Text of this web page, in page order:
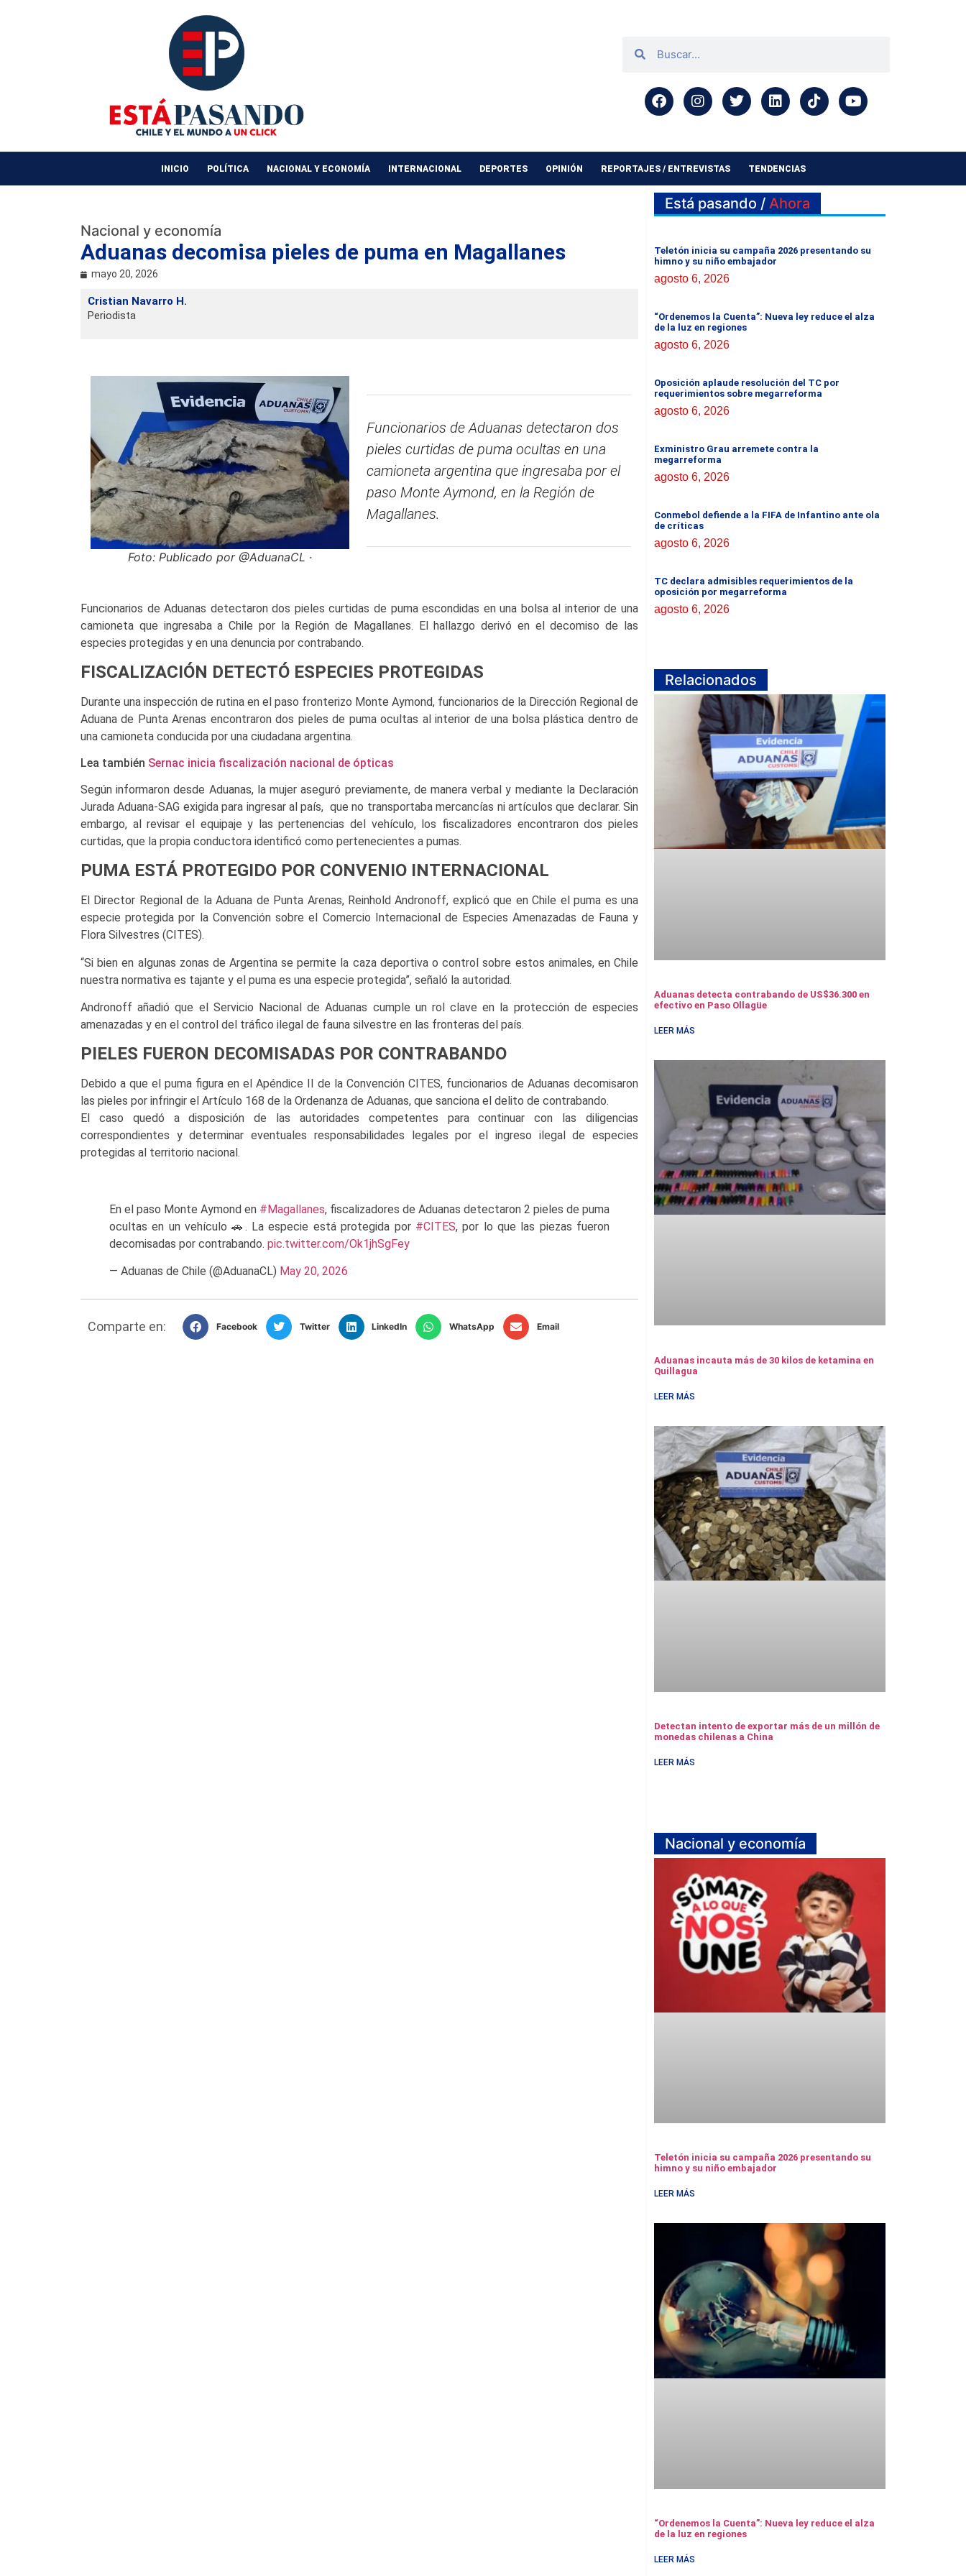
INICIO POLÍTICA NACIONAL Y ECONOMÍA INTERNACIONAL DEPORTES OPINIÓN REPORTAJES / ENTREVISTAS TENDENCIAS
Nacional y economía
Aduanas decomisa pieles de puma en Magallanes
mayo 20, 2026
Cristian Navarro H.
Periodista
Foto: Publicado por @AduanaCL ·
Funcionarios de Aduanas detectaron dos
pieles curtidas de puma ocultas en una
camioneta argentina que ingresaba por el
paso Monte Aymond, en la Región de
Magallanes.
Funcionarios de Aduanas detectaron dos pieles curtidas de puma escondidas en una bolsa al interior de una
camioneta que ingresaba a Chile por la Región de Magallanes. El hallazgo derivó en el decomiso de las
especies protegidas y en una denuncia por contrabando.
FISCALIZACIÓN DETECTÓ ESPECIES PROTEGIDAS
Durante una inspección de rutina en el paso fronterizo Monte Aymond, funcionarios de la Dirección Regional de
Aduana de Punta Arenas encontraron dos pieles de puma ocultas al interior de una bolsa plástica dentro de
una camioneta conducida por una ciudadana argentina.
Lea también Sernac inicia fiscalización nacional de ópticas
Según informaron desde Aduanas, la mujer aseguró previamente, de manera verbal y mediante la Declaración
Jurada Aduana-SAG exigida para ingresar al país, que no transportaba mercancías ni artículos que declarar. Sin
embargo, al revisar el equipaje y las pertenencias del vehículo, los fiscalizadores encontraron dos pieles
curtidas, que la propia conductora identificó como pertenecientes a pumas.
PUMA ESTÁ PROTEGIDO POR CONVENIO INTERNACIONAL
El Director Regional de la Aduana de Punta Arenas, Reinhold Andronoff, explicó que en Chile el puma es una
especie protegida por la Convención sobre el Comercio Internacional de Especies Amenazadas de Fauna y
Flora Silvestres (CITES).
“Si bien en algunas zonas de Argentina se permite la caza deportiva o control sobre estos animales, en Chile
nuestra normativa es tajante y el puma es una especie protegida”, señaló la autoridad.
Andronoff añadió que el Servicio Nacional de Aduanas cumple un rol clave en la protección de especies
amenazadas y en el control del tráfico ilegal de fauna silvestre en las fronteras del país.
PIELES FUERON DECOMISADAS POR CONTRABANDO
Debido a que el puma figura en el Apéndice II de la Convención CITES, funcionarios de Aduanas decomisaron
las pieles por infringir el Artículo 168 de la Ordenanza de Aduanas, que sanciona el delito de contrabando.
El caso quedó a disposición de las autoridades competentes para continuar con las diligencias
correspondientes y determinar eventuales responsabilidades legales por el ingreso ilegal de especies
protegidas al territorio nacional.
En el paso Monte Aymond en #Magallanes, fiscalizadores de Aduanas detectaron 2 pieles de puma
ocultas en un vehículo 🚗. La especie está protegida por #CITES, por lo que las piezas fueron
decomisadas por contrabando. pic.twitter.com/Ok1jhSgFey
— Aduanas de Chile (@AduanaCL) May 20, 2026
Comparte en: Facebook Twitter LinkedIn WhatsApp Email
Está pasando / Ahora
Teletón inicia su campaña 2026 presentando su
himno y su niño embajador
agosto 6, 2026
“Ordenemos la Cuenta”: Nueva ley reduce el alza
de la luz en regiones
agosto 6, 2026
Oposición aplaude resolución del TC por
requerimientos sobre megarreforma
agosto 6, 2026
Exministro Grau arremete contra la
megarreforma
agosto 6, 2026
Conmebol defiende a la FIFA de Infantino ante ola
de críticas
agosto 6, 2026
TC declara admisibles requerimientos de la
oposición por megarreforma
agosto 6, 2026
Relacionados
Aduanas detecta contrabando de US$36.300 en
efectivo en Paso Ollagüe
LEER MÁS
Aduanas incauta más de 30 kilos de ketamina en
Quillagua
LEER MÁS
Detectan intento de exportar más de un millón de
monedas chilenas a China
LEER MÁS
Nacional y economía
Teletón inicia su campaña 2026 presentando su
himno y su niño embajador
LEER MÁS
“Ordenemos la Cuenta”: Nueva ley reduce el alza
de la luz en regiones
LEER MÁS